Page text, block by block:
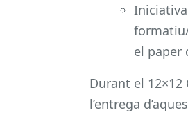
el paper
Durant el 12×12
l’entrega